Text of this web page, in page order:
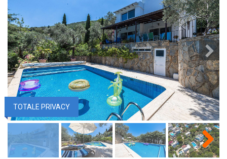
TOTALE PRIVACY